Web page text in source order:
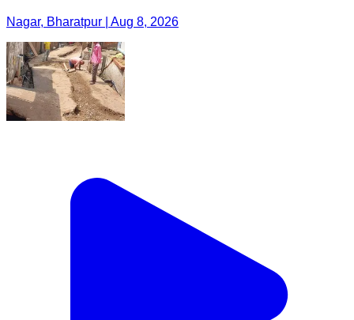
Nagar, Bharatpur | Aug 8, 2026